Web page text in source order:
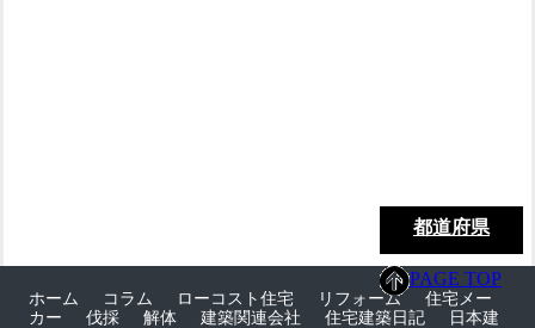
都道府県
PAGE TOP
ホーム コラム ローコスト住宅 リフォーム
住宅メー
カー
伐採 解体 建築関連会社 住宅建築日記
日本建